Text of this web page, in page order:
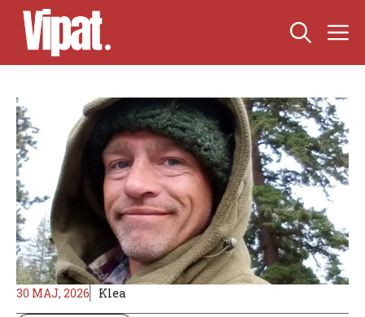
Skip
content
30 MAJ, 2026 Klea